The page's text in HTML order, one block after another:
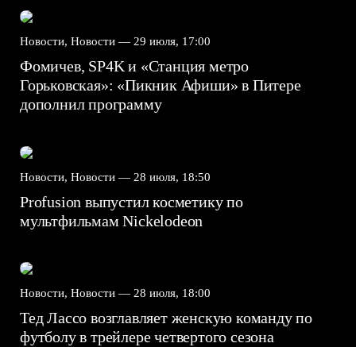
Новости, Новости — 29 июля, 17:00
Фомичев, SP4K и «Станция метро
Горьковская»: «Пикник Афиши» в Питере
дополнил программу
Новости, Новости — 28 июля, 18:50
Profusion выпустил косметику по
мультфильмам Nickelodeon
Новости, Новости — 28 июля, 18:00
Тед Лассо возглавляет женскую команду по
футболу в трейлере четвертого сезона